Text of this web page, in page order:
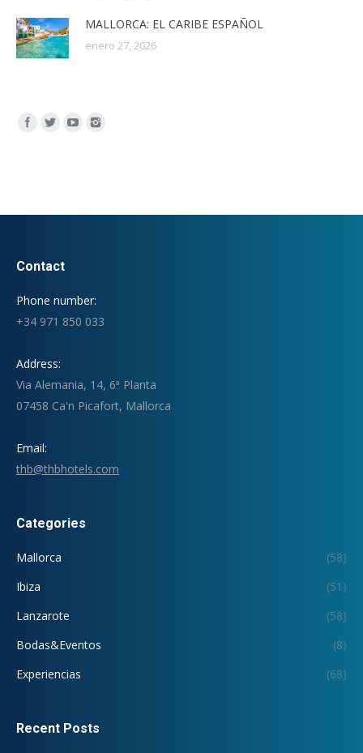
MALLORCA: EL CARIBE ESPAÑOL
enero 27, 2026
Encuéntranos en:
Contact
Phone number:
+34 971 850 033
Address:
Via Alemania, 14, 6ª Planta
07458 Ca'n Picafort, Mallorca
Email:
thb@thbhotels.com
Categories
Mallorca
(58)
Ibiza
(51)
Lanzarote
(58)
Bodas&Eventos
(8)
Experiencias
(68)
Recent Posts